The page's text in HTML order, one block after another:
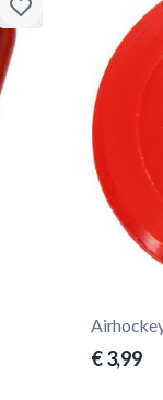
€ 3,99